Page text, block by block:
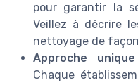
pour garantir la
Veillez à décrire
nettoyage de
Approche
Chaque